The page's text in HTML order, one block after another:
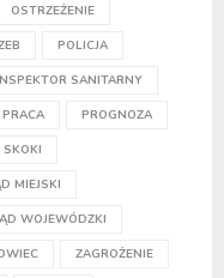
OSTRZEŻENIE
POLICJA
SANITARNY
PRACA PROGNOZA
SKOKI
MIEJSKI
WOJEWÓDZKI
ZAGROŻENIE